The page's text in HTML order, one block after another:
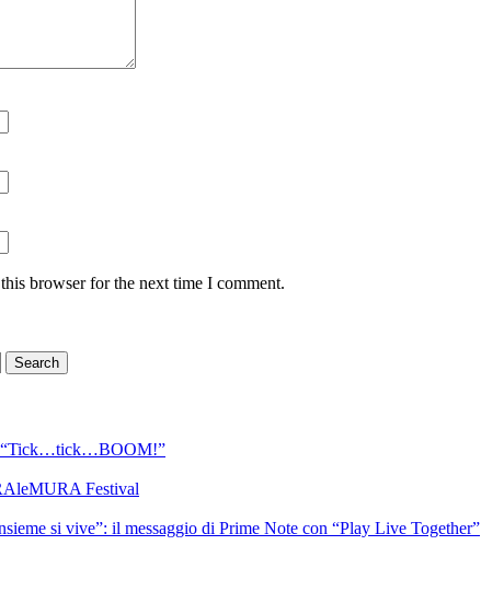
browser for the next time I comment.
“Tick…tick…BOOM!”
Festival
si vive”: il messaggio di Prime Note con “Play Live Together”